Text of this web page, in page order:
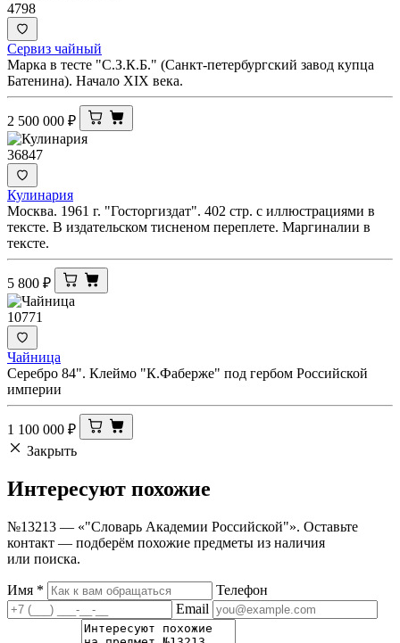
4798
Сервиз чайный
Марка в тесте "С.З.К.Б." (Санкт-петербургский завод купца
Батенина). Начало XIX века.
2 500 000 ₽
36847
Кулинария
Москва. 1961 г. "Госторгиздат". 402 стр. с иллюстрациями в
тексте. В издательском тисненом переплете. Маргиналии в
тексте.
5 800 ₽
10771
Чайница
Серебро 84". Клеймо "К.Фаберже" под гербом Российской
империи
1 100 000 ₽
Закрыть
Интересуют похожие
№13213 — «"Словарь Академии Российской"». Оставьте
контакт — подберём похожие предметы из наличия
или поиска.
Имя *
Телефон
Email